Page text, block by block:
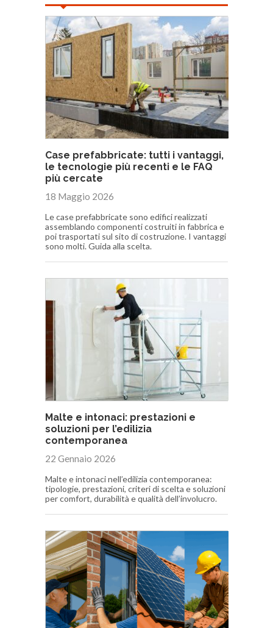
Case prefabbricate: tutti i vantaggi,
le tecnologie più recenti e le FAQ
più cercate
18 Maggio 2026
Le case prefabbricate sono edifici realizzati
assemblando componenti costruiti in fabbrica e
poi trasportati sul sito di costruzione. I vantaggi
sono molti. Guida alla scelta.
Malte e intonaci: prestazioni e
soluzioni per l’edilizia
contemporanea
22 Gennaio 2026
Malte e intonaci nell’edilizia contemporanea:
tipologie, prestazioni, criteri di scelta e soluzioni
per comfort, durabilità e qualità dell’involucro.